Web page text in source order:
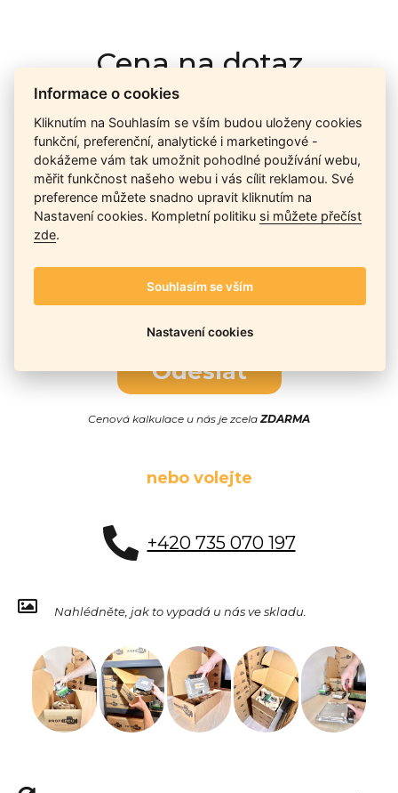
Cena na dotaz
Ceny závisí na množství kusů skladem, dostupnosti náhrad,
výkonnosti a atypičnosti daného modelu. Pokusíme se
nabídnout aktuálněnejlepší cenu, a Vy si vyberete, co je pro
Vás nejvýhodnější.
Odeslat
Cenová kalkulace u nás je zcelaZDARMA
nebo volejte
+420 735 070 197
Nahlédněte, jak to vypadá u nás ve skladu.
Informace o cookies
Kliknutím na Souhlasím se vším budou uloženy cookies
funkční, preferenční, analytické i marketingové -
dokážeme vám tak umožnit pohodlné používání webu,
měřit funkčnost našeho webu i vás cílit reklamou. Své
preference můžete snadno upravit kliknutím na
Nastavení cookies. Kompletní politiku si můžete přečíst
zde.
Souhlasím se vším
Nastavení cookies